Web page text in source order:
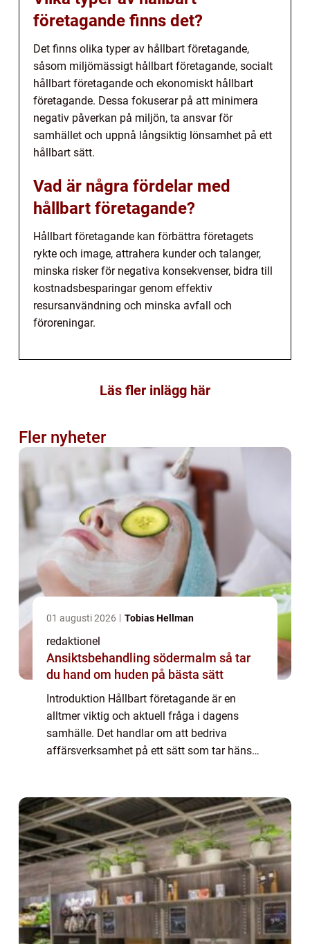
företagande finns det?
Det finns olika typer av hållbart företagande,
såsom miljömässigt hållbart företagande, socialt
hållbart företagande och ekonomiskt hållbart
företagande. Dessa fokuserar på att minimera
negativ påverkan på miljön, ta ansvar för
samhället och uppnå långsiktig lönsamhet på ett
hållbart sätt.
Vad är några fördelar med
hållbart företagande?
Hållbart företagande kan förbättra företagets
rykte och image, attrahera kunder och talanger,
minska risker för negativa konsekvenser, bidra till
kostnadsbesparingar genom effektiv
resursanvändning och minska avfall och
föroreningar.
Läs fler inlägg här
Fler nyheter
01 augusti 2026 Tobias Hellman
redaktionel
Ansiktsbehandling södermalm så tar
du hand om huden på bästa sätt
Introduktion Hållbart företagande är en
alltmer viktig och aktuell fråga i dagens
samhälle. Det handlar om att bedriva
affärsverksamhet på ett sätt som tar hänsyn
ko...